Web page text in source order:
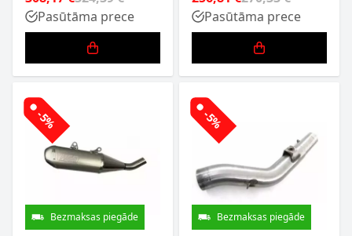
Pasūtāma prece
Pasūtāma prece
-5%
Bezmaksas piegāde
-5%
Bezmaksas piegāde